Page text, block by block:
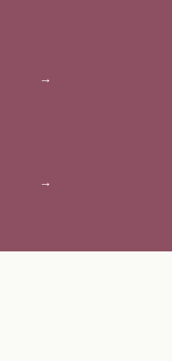
→
→